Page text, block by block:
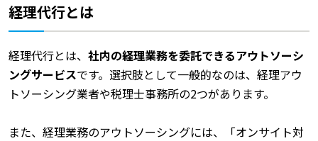
経理代行とは
経理代行とは、 社内の経理業務を委託できるアウトソーシ
ングサービスです。選択肢として一般的なのは、経理アウ
トソーシング業者や税理士事務所の2つがあります。
また、経理業務のアウトソーシングには、「オンサイト対